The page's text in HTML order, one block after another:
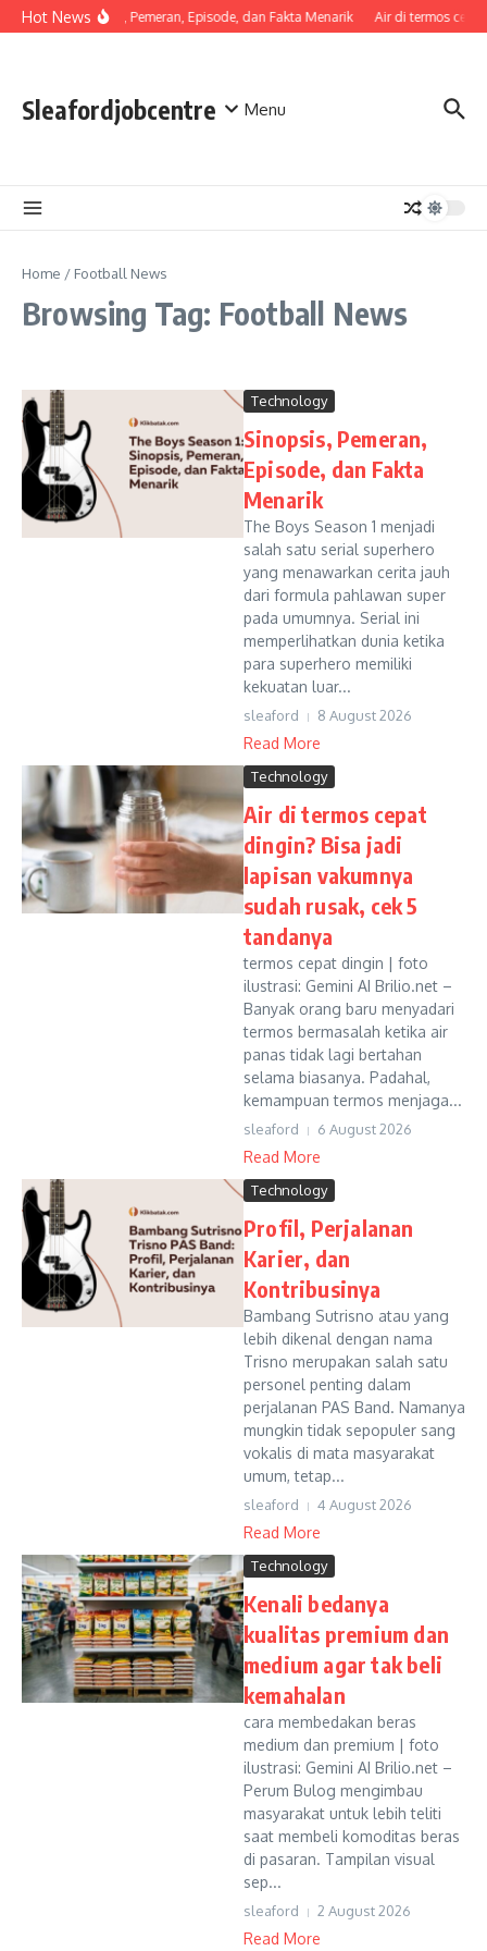
Skip to content
Hot NewsSinopsis, Pemeran, Episode, dan Fakta Menarik Air di termos
Sleafordjobcentre Menu
Home / Football News
Browsing Tag: Football News
Technology
Sinopsis, Pemeran,
Episode, dan Fakta
Menarik
The Boys Season 1 menjadi
salah satu serial superhero
yang menawarkan cerita jauh
dari formula pahlawan super
pada umumnya. Serial ini
memperlihatkan dunia ketika
para superhero memiliki
kekuatan luar...
sleaford 8 August 2026
Read More
Technology
Air di termos cepat
dingin? Bisa jadi
lapisan vakumnya
sudah rusak, cek 5
tandanya
termos cepat dingin | foto
ilustrasi: Gemini AI Brilio.net –
Banyak orang baru menyadari
termos bermasalah ketika air
panas tidak lagi bertahan
selama biasanya. Padahal,
kemampuan termos menjaga...
sleaford 6 August 2026
Read More
Technology
Profil, Perjalanan
Karier, dan
Kontribusinya
Bambang Sutrisno atau yang
lebih dikenal dengan nama
Trisno merupakan salah satu
personel penting dalam
perjalanan PAS Band. Namanya
mungkin tidak sepopuler sang
vokalis di mata masyarakat
umum, tetap...
sleaford 4 August 2026
Read More
Technology
Kenali bedanya
kualitas premium dan
medium agar tak beli
kemahalan
cara membedakan beras
medium dan premium | foto
ilustrasi: Gemini AI Brilio.net –
Perum Bulog mengimbau
masyarakat untuk lebih teliti
saat membeli komoditas beras
di pasaran. Tampilan visual
sep...
sleaford 2 August 2026
Read More